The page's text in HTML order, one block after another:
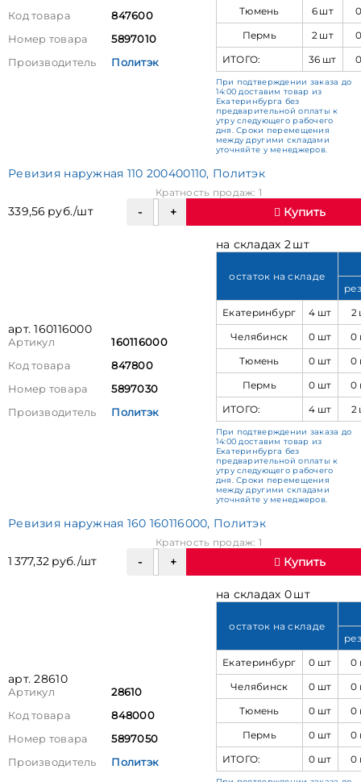
Код товара
847600
Номер товара
5897010
Производитель
Политэк
Тюмень
6 шт
Пермь
2 шт
ИТОГО:
36 шт
При подтверждении заказа до
14:00 доставим товар из
Екатеринбурга без
предварительной оплаты к
утру следующего рабочего
дня. Сроки перемещения
между другими складами
уточняйте у менеджеров.
Ревизия наружная 110 200400110, Политэк
339,56 руб./шт
Кратность продаж: 1
Купить
арт. 160116000
Артикул
160116000
Код товара
847800
Номер товара
5897030
Производитель
Политэк
на складах 2 шт
остаток на складе
Екатеринбург
4 шт
2
Челябинск
0 шт
0
Тюмень
0 шт
0
Пермь
0 шт
0
ИТОГО:
4 шт 2
При подтверждении заказа до
14:00 доставим товар из
Екатеринбурга без
предварительной оплаты к
утру следующего рабочего
дня. Сроки перемещения
между другими складами
уточняйте у менеджеров.
Ревизия наружная 160 160116000, Политэк
1 377,32 руб./шт
Кратность продаж: 1
Купить
арт. 28610
Артикул
28610
Код товара
848000
Номер товара
5897050
Производитель
Политэк
на складах 0 шт
остаток на складе
Екатеринбург
0 шт
0
Челябинск
0 шт
0
Тюмень
0 шт
0
Пермь
0 шт
0
ИТОГО:
0 шт 0